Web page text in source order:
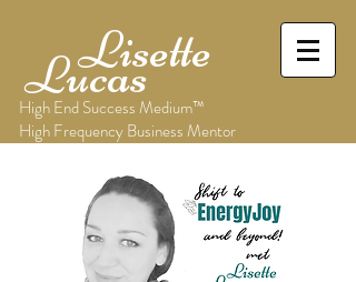
Lisette
Lucas
High End Success Medium™
High Frequency Business Mentor